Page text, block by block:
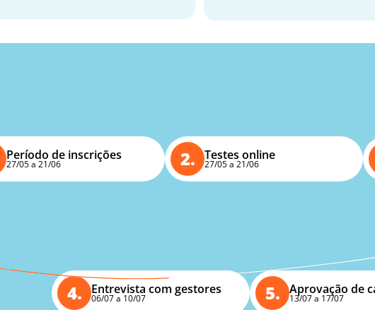
Etapas do
Período de inscrições
27/05 a 21/06 2. Testes online
27/05 a 21/06
4. Entrevista com gestores
06/07 a 10/07 5. Aprovação de
13/07 a 17/07